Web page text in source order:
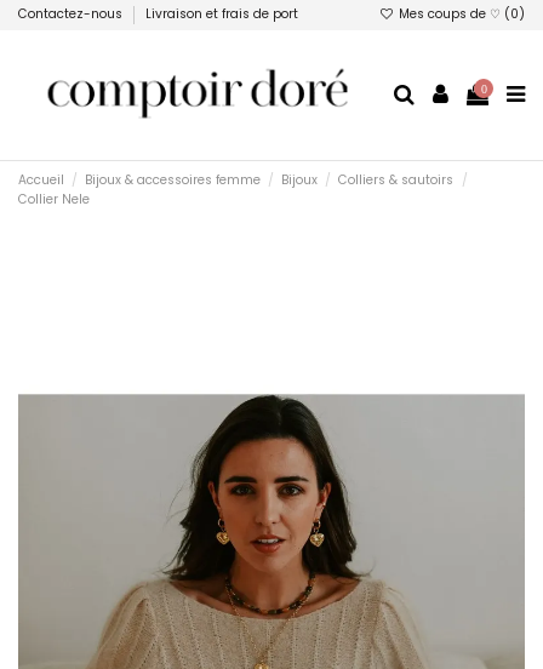
Contactez-nous Livraison et frais de port Mes coups de ♡ (0)
0
Accueil Bijoux & accessoires femme Bijoux
Colliers & sautoirs
Collier Nele